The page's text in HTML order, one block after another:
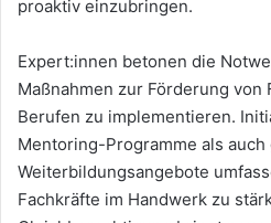
proaktiv einzubringen.
Expert:innen betonen die
Maßnahmen zur Förderung
Berufen zu implementieren.
Mentoring-Programme als auch
Weiterbildungsangebote
Fachkräfte im Handwerk zu